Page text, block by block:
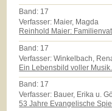
Band: 17
Verfasser: Maier, Magda
Reinhold Maier:
Band: 17
Verfasser: Winkelbach,
Ein Lebensbild voller
Band: 17
Verfasser: Bauer, Erika u.
53 Jahre Evangelische